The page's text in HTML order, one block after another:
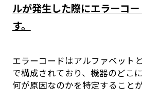
ルが発生した際にエラーコ
す。
エラーコードはアルファベット
で構成されており、機器のどこ
何が原因なのかを特定することが